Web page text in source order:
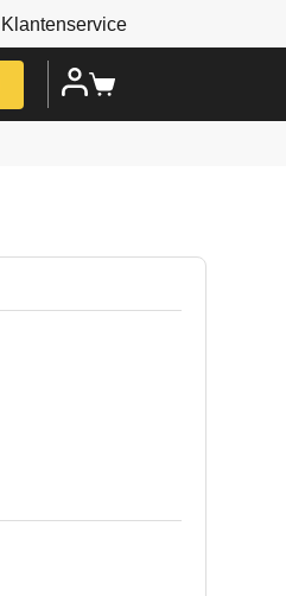
Klantenservice